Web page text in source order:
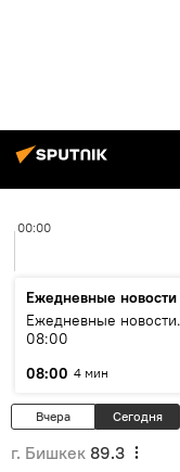
00:00
Ежедневные новости
Ежедневные
08:00
08:00 4 мин
Вчера Сегодня
г. Бишкек 89.3